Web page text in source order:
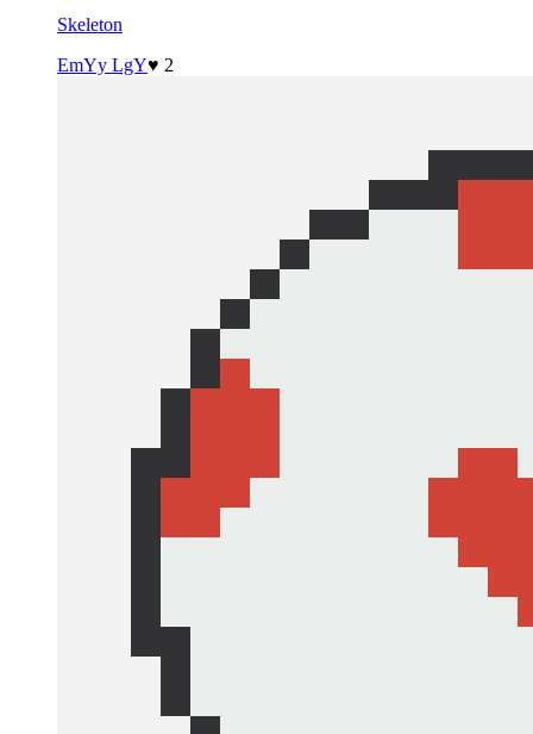
Skeleton
EmYy LgY♥ 2